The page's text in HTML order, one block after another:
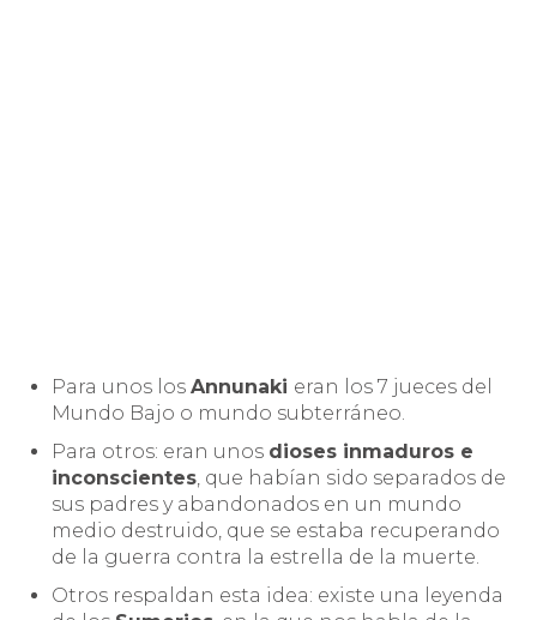
Para unos losAnnunaki eran los 7 jueces del
Mundo Bajo o mundo subterráneo.
Para otros: eran unos dioses inmaduros e
inconscientes, que habían sido separados de
sus padres y abandonados en un mundo
medio destruido, que se estaba recuperando
de la guerra contra la estrella de la muerte.
Otros respaldan esta idea: existe una leyenda